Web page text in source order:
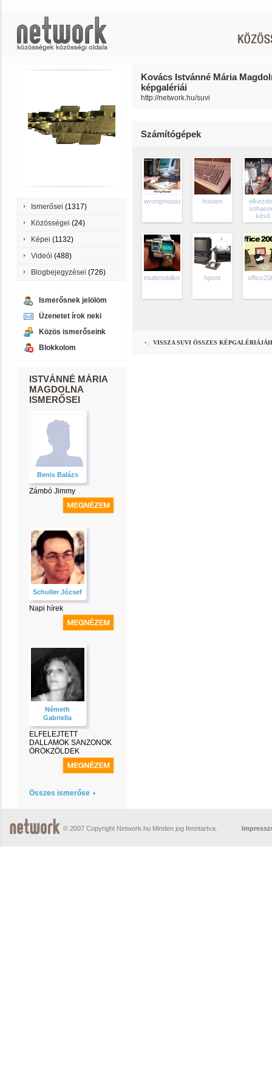
Ismerősei (1317)
Közösségei (24)
Képei (1132)
Videói (488)
Blogbejegyzései (726)
Ismerősnek jelölöm
Üzenetet írok neki
Közös ismerőseink
Blokkolom
ISTVÁNNÉ MÁRIA
MAGDOLNA
ISMERŐSEI
Benis Balázs
Zámbó Jimmy
Schuller József
Napi hírek
Németh
Gabriella
ELFELEJTETT
DALLAMOK SANZONOK
ÖRÖKZÖLDEK
Összes ismerőse
Kovács Istvánné Mária
képgalériái
http://network.hu/suvi
Számítógépek
wrongmouse houten
késő
multimobilkvarcóra hpset
VISSZA SUVI ÖSSZES
© 2007 Copyright Network.hu Minden jog fenntartva.